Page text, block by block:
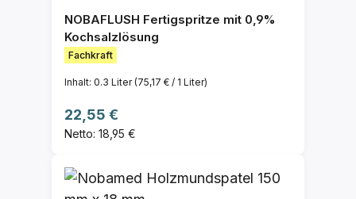
NOBAFLUSH Fertigspritze mit 0,9%
Kochsalzlösung
Fachkraft
Inhalt: 0.3 Liter(75,17 € / 1 Liter)
Regulärer Preis:
22,55 €
Netto: 18,95 €